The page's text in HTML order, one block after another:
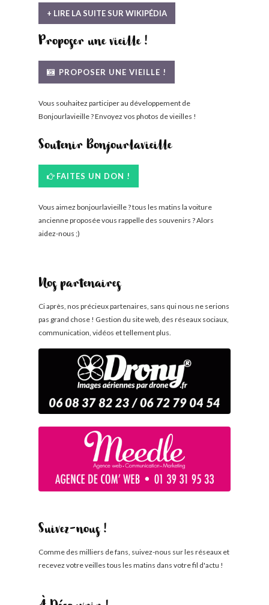
+ LIRE LA SUITE SUR WIKIPÉDIA
Proposer une vieille !
PROPOSER UNE VIEILLE !
Vous souhaitez participer au développement de
Bonjourlavieille ? Envoyez vos photos de vieilles !
Soutenir Bonjourlavieille
FAITES UN DON !
Vous aimez bonjourlavieille ? tous les matins la voiture
ancienne proposée vous rappelle des souvenirs ? Alors
aidez-nous ;)
Nos partenaires
Ci après, nos précieux partenaires, sans qui nous ne serions
pas grand chose ! Gestion du site web, des réseaux sociaux,
communication, vidéos et tellement plus.
Suivez-nous !
Comme des milliers de fans, suivez-nous sur les réseaux et
recevez votre veilles tous les matins dans votre fil d'actu !